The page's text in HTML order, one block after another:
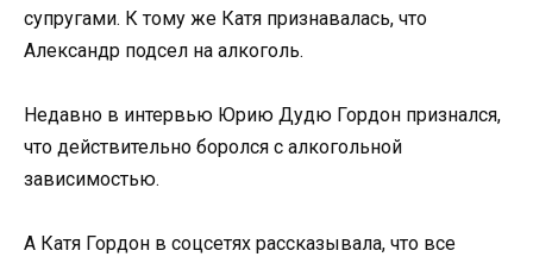
супругами. К тому же Катя признавалась, что
Александр подсел на алкоголь.
Недавно в интервью Юрию Дудю Гордон признался,
что действительно боролся с алкогольной
зависимостью.
А Катя Гордон в соцсетях рассказывала, что все